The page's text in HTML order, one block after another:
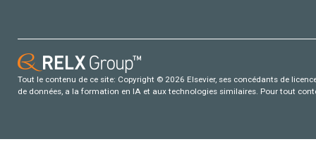
Tout le contenu de ce site: Copyright © 2026 Elsevier, ses concédants de
de données, a la formation en IA et aux technologies similaires. Pour tout